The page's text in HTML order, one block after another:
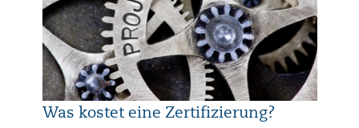
Was kostet eine Zertifizierung?